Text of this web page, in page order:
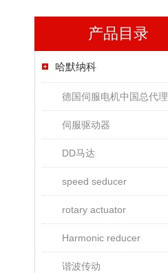
产品目录
哈默纳科
德国伺服电机中国总代理
伺服驱动器
DD马达
speed seducer
rotary actuator
Harmonic reducer
谐波传动